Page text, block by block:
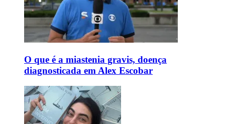
O que é a miastenia gravis, doença
diagnosticada em Alex Escobar